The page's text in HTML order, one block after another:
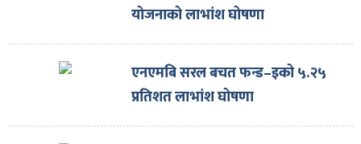
योजनाको लाभांश घोषणा
एनएमबि सरल बचत फन्ड–इको ५.२५
प्रतिशत लाभांश घोषणा